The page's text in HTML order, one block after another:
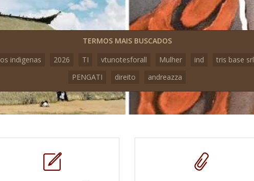
TERMOS MAIS BUSCADOS
os indigenas
2026 TI vtunotesforall Mulher ind
tris base srl
PENGATI
direito andreazza